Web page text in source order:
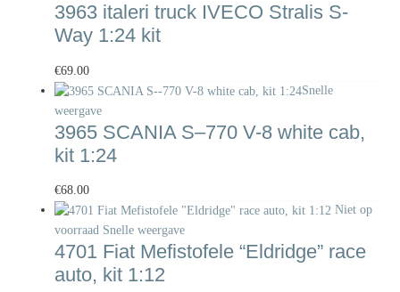
3963 italeri truck IVECO Stralis S-
Way 1:24 kit
€69.00
Snelle
weergave
3965 SCANIA S–770 V-8 white cab,
kit 1:24
€68.00
Niet op
voorraad Snelle weergave
4701 Fiat Mefistofele “Eldridge” race
auto, kit 1:12